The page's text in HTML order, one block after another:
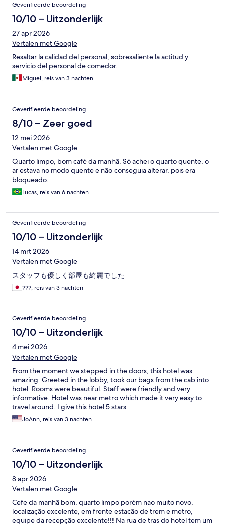
Geverifieerde beoordeling
10/10 – Uitzonderlijk
27 apr 2026
Vertalen met Google
Resaltar la calidad del personal, sobresaliente la actitud y
servicio del personal de comedor.
Miguel, reis van 3 nachten
Geverifieerde beoordeling
8/10 – Zeer goed
12 mei 2026
Vertalen met Google
Quarto limpo, bom café da manhã. Só achei o quarto quente, o
ar estava no modo quente e não conseguia alterar, pois era
bloqueado.
Lucas, reis van 6 nachten
Geverifieerde beoordeling
10/10 – Uitzonderlijk
14 mrt 2026
Vertalen met Google
スタッフも優しく部屋も綺麗でした
???, reis van 3 nachten
Geverifieerde beoordeling
10/10 – Uitzonderlijk
4 mei 2026
Vertalen met Google
From the moment we stepped in the doors, this hotel was
amazing. Greeted in the lobby, took our bags from the cab into
hotel. Rooms were beautiful. Staff were friendly and very
informative. Hotel was near metro which made it very easy to
travel around. I give this hotel 5 stars.
JoAnn, reis van 3 nachten
Geverifieerde beoordeling
10/10 – Uitzonderlijk
8 apr 2026
Vertalen met Google
Cefe da manhã bom, quarto limpo porém nao muito novo,
localização excelente, em frente estacão de trem e metro,
equipe da recepção excelente!!! Na rua de tras do hotel tem um